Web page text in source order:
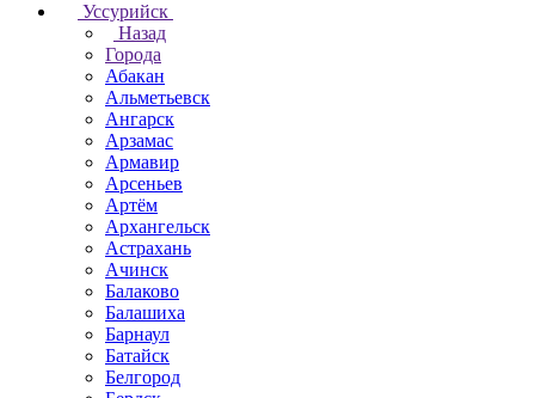
Уссурийск
Назад
Города
Абакан
Альметьевск
Ангарск
Арзамас
Армавир
Арсеньев
Артём
Архангельск
Астрахань
Ачинск
Балаково
Балашиха
Барнаул
Батайск
Белгород